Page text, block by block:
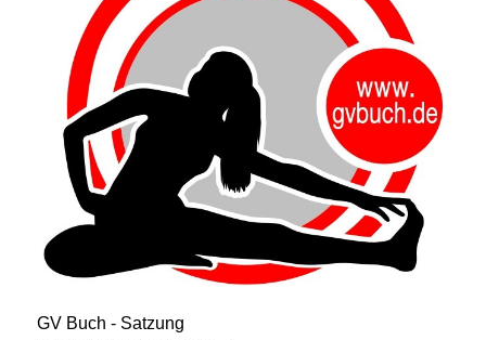
GV Buch - Satzung